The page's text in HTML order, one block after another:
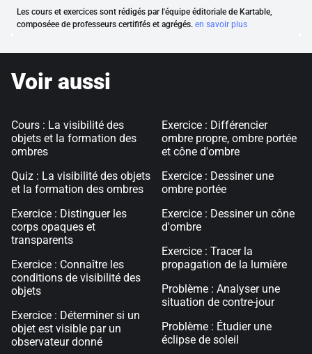
Les cours et exercices sont rédigés par l'équipe éditoriale de Kartable,
composéee de professeurs certififés et agrégés. en savoir plus
Voir aussi
Cours : La visibilité des
objets et la formation des
ombres
Quiz : La visibilité des objets
et la formation des ombres
Exercice : Distinguer les
corps opaques et
transparents
Exercice : Connaître les
conditions de visibilité des
objets
Exercice : Déterminer si un
objet est visible par un
observateur donné
Exercice : Différencier
ombre propre, ombre portée
et cône d'ombre
Exercice : Dessiner une
ombre portée
Exercice : Dessiner un cône
d'ombre
Exercice : Tracer la
propagation de la lumière
Problème : Analyser une
situation de contre-jour
Problème : Étudier une
éclipse de soleil